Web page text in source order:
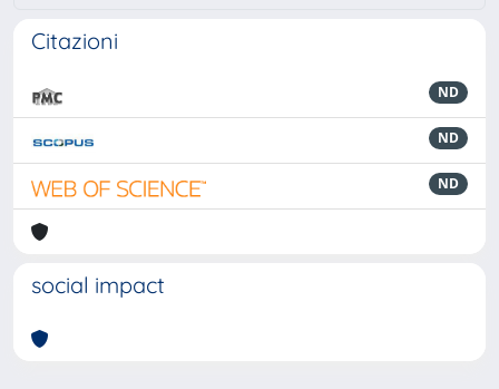
Citazioni
ND
ND
ND
social impact